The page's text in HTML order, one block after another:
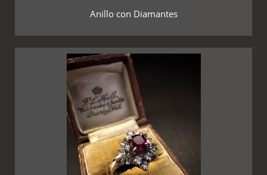
Anillo con Diamantes